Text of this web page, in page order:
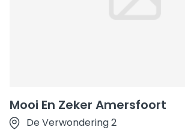
Mooi En Zeker Amersfoort
De Verwondering 2